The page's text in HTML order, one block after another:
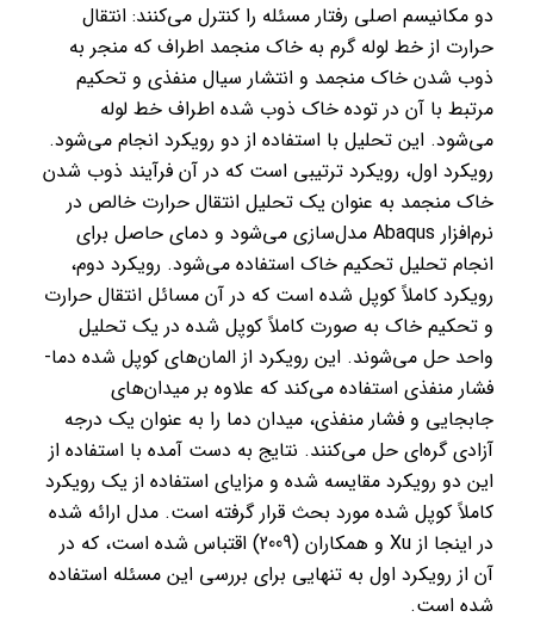
دو مکانیسم اصلی رفتار مسئله را کنترل می‌کنند: انتقال
حرارت از خط لوله گرم به خاک منجمد اطراف که منجر به
ذوب شدن خاک منجمد و انتشار سیال منفذی و تحکیم
مرتبط با آن در توده خاک ذوب شده اطراف خط لوله
می‌شود. این تحلیل با استفاده از دو رویکرد انجام می‌شود.
رویکرد اول، رویکرد ترتیبی است که در آن فرآیند ذوب شدن
خاک منجمد به عنوان یک تحلیل انتقال حرارت خالص در
نرم‌افزار Abaqus مدل‌سازی می‌شود و دمای حاصل برای
انجام تحلیل تحکیم خاک استفاده می‌شود. رویکرد دوم،
رویکرد کاملاً کوپل شده است که در آن مسائل انتقال حرارت
و تحکیم خاک به صورت کاملاً کوپل شده در یک تحلیل
واحد حل می‌شوند. این رویکرد از المان‌های کوپل شده دما-
فشار منفذی استفاده می‌کند که علاوه بر میدان‌های
جابجایی و فشار منفذی، میدان دما را به عنوان یک درجه
آزادی گره‌ای حل می‌کنند. نتایج به دست آمده با استفاده از
این دو رویکرد مقایسه شده و مزایای استفاده از یک رویکرد
کاملاً کوپل شده مورد بحث قرار گرفته است. مدل ارائه شده
در اینجا از Xu و همکاران (2009) اقتباس شده است، که در
آن از رویکرد اول به تنهایی برای بررسی این مسئله استفاده
شده است.